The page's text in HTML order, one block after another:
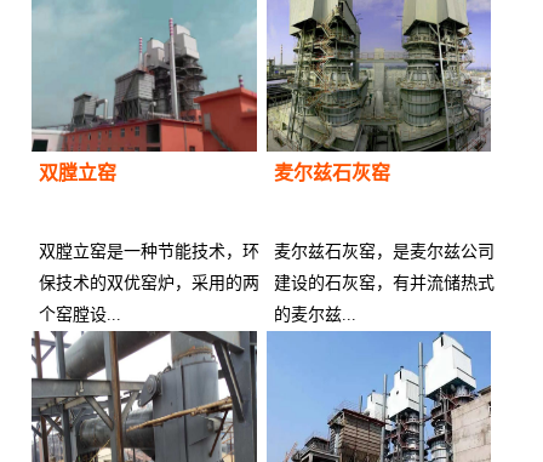
双膛立窑
双膛立窑是一种节能技术，环
保技术的双优窑炉，采用的两
个窑膛设...
供应商：
麦尔兹石灰窑
麦尔兹石灰窑，是麦尔兹公司
建设的石灰窑，有并流储热式
的麦尔兹...